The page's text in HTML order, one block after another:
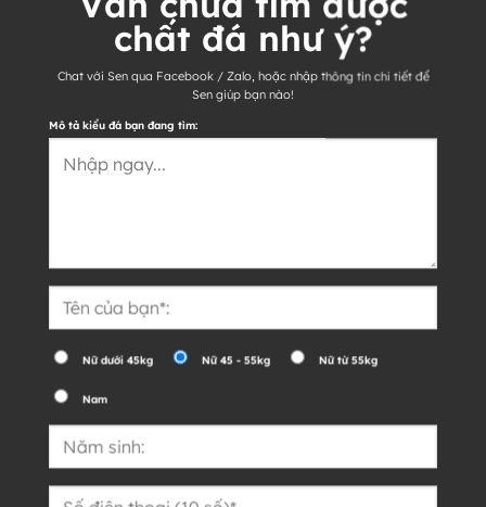
chất đá như ý?
Chat với Sen qua Facebook / Zalo, hoặc nhập thông tin chi tiết để
Sen giúp bạn nào!
Mô tả kiểu đá bạn đang tìm:
Nữ dưới 45kg Nữ 45 - 55kg Nữ từ 55kg
Nam